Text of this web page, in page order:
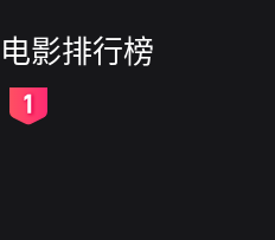
电影排行榜